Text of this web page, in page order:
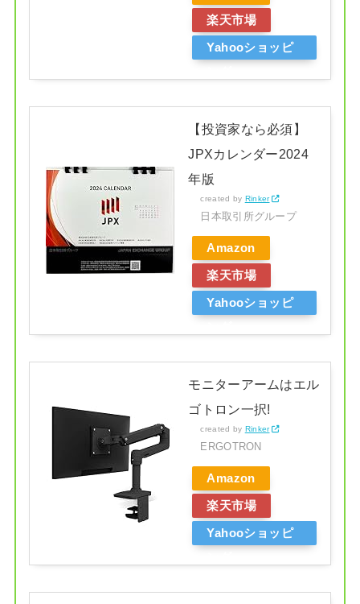
楽天市場
Yahooショッピ
【投資家なら必須】
JPXカレンダー2024
年版
created by Rinker
日本取引所グループ
Amazon
楽天市場
Yahooショッピ
モニターアームはエル
ゴトロン一択!
created by Rinker
ERGOTRON
Amazon
楽天市場
Yahooショッピ